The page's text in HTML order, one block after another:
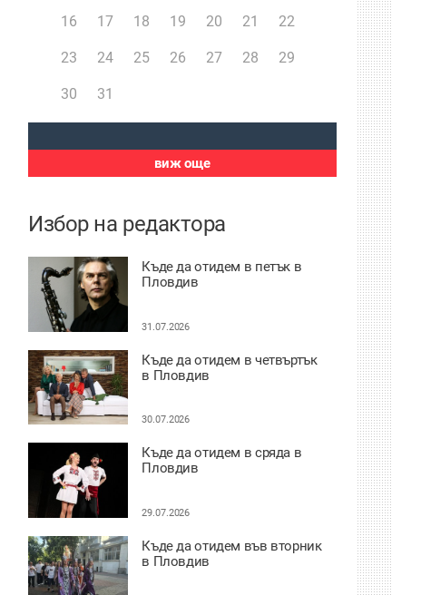
16 17 18 19 20 21 22
23 24 25 26 27 28 29
30 31
виж още
Избор на редактора
Къде да отидем в петък в
Пловдив
31.07.2026
Къде да отидем в четвъртък
в Пловдив
30.07.2026
Къде да отидем в сряда в
Пловдив
29.07.2026
Къде да отидем във вторник
в Пловдив